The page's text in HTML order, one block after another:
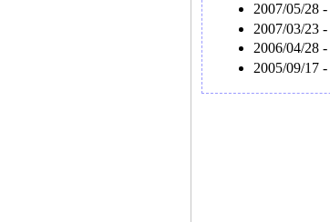
2007/05/28 -
2007/03/23 -
2006/04/28 -
2005/09/17 -